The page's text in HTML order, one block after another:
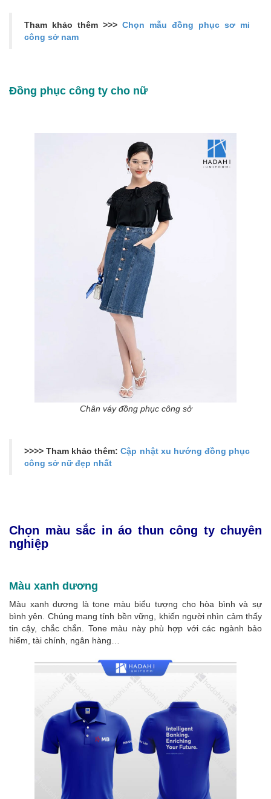
Tham khảo thêm >>> Chọn mẫu đồng phục sơ mi
công sở nam
Đồng phục công ty cho nữ
Chân váy đồng phục công sở
>>>> Tham khảo thêm:Cập nhật xu hướng đồng phục
công sở nữ đẹp nhất
Chọn màu sắc in áo thun công ty chuyên
nghiệp
Màu xanh dương
Màu xanh dương là tone màu biểu tượng cho hòa bình và sự
bình yên. Chúng mang tính bền vững, khiến người nhìn cảm thấy
tin cậy, chắc chắn. Tone màu này phù hợp với các ngành bảo
hiểm, tài chính, ngân hàng…